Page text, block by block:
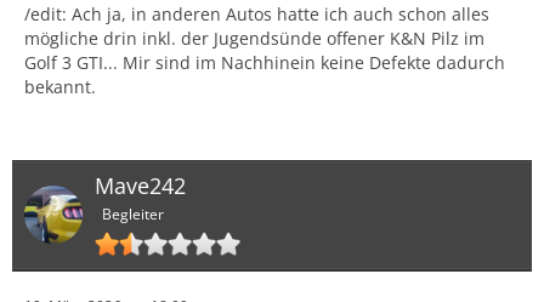
/edit: Ach ja, in anderen Autos hatte ich auch schon alles
mögliche drin inkl. der Jugendsünde offener K&N Pilz im
Golf 3 GTI... Mir sind im Nachhinein keine Defekte dadurch
bekannt.
Mave242
Begleiter